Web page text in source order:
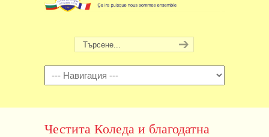
Навигация
Честита Коледа и благодатна